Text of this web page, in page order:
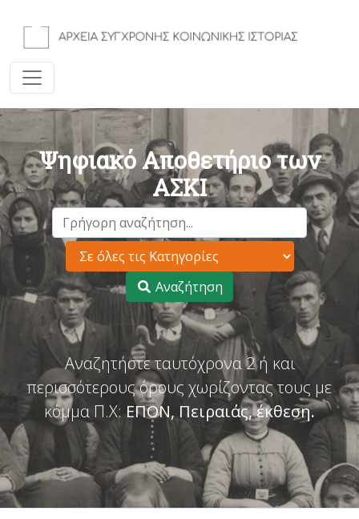
Ψηφιακό Αποθετήριο των
ΑΣΚΙ
Αναζήτηση
Αναζητήστε ταυτόχρονα 2 ή και
περισσότερους όρους χωρίζοντας τους με
κόμμα Π.Χ: ΕΠΟΝ, Πειραιάς, έκθεση.